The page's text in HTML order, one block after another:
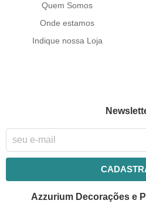
Quem Somos
Onde estamos
Indique nossa Loja
Azzurium Decorações e